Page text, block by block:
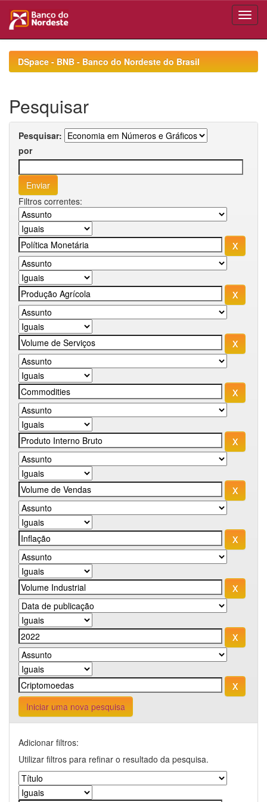
navigationDSpace - BNB - Banco do Nordeste do Brasil
Pesquisar
Pesquisar:
por
Filtros correntes:
Iniciar uma nova pesquisa
Adicionar filtros:
Utilizar filtros para refinar o resultado da pesquisa.